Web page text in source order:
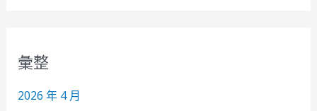
彙整
2026 年 4 月